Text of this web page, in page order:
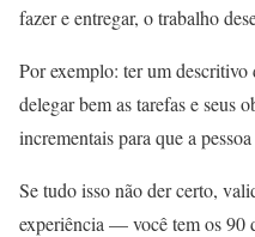
fazer e entregar, o trabalho
Por exemplo: ter um
delegar bem as tarefas e seus
incrementais para que a
Se tudo isso não der certo,
experiência — você tem os 90